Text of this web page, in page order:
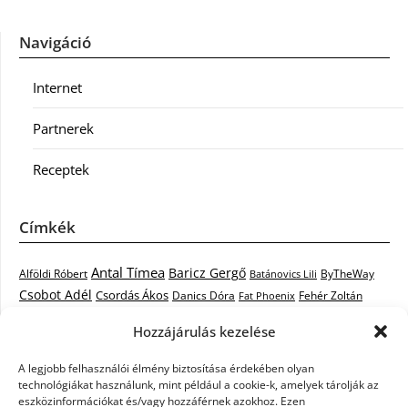
Hozzájárulás kezelése
A legjobb felhasználói élmény biztosítása érdekében olyan
technológiákat használunk, mint például a cookie-k, amelyek tárolják az
eszközinformációkat és/vagy hozzáférnek azokhoz. Ezen
Navigáció
Internet
Partnerek
Receptek
Címkék
Alföldi Róbert Antal Tímea Baricz Gergő Batánovics Lili ByTheWay
Csobot Adél Csordás Ákos Danics Dóra Fat Phoenix Fehér Zoltán
Kovács László Stone
Krasznai Tünde Like LiL C. Malek Miklós mentor Muri Enikő
Nagy Feró Oláh Gergő Péterffy Lili Rocktenors RTL Klub